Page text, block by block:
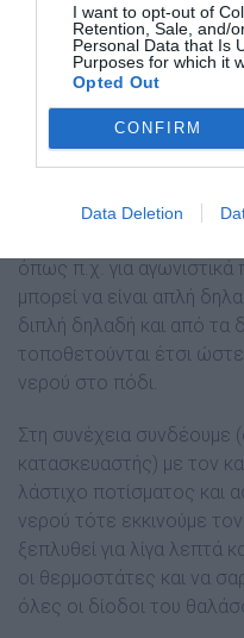
I want to opt-out of
Retention, Sale, and/
Personal Data that Is
Purposes for which it
Opted Out
CONFIRM
Data Deletion
3 τρόποι ξεπλύµατος
1)Χρήση ακουστικών
Τα γνωστά σε όλους µας
διαθέσιµα σε διάφορους
όπως π.χ. για
µπορεί να είναι απλή
διπλή δηλαδή και από τα
τοποθετούνται έτσι
νερού στο πόδι.
Στη συνέχεια συνδέουµε
κατασκευαστής) µε τον
λάστιχο ποτίσµατος και
νερού τότε εκκινούµε
ξεπλυθεί για λίγα λεπτά
οι θερµοστάτες και να
όλες οι δίοδοι του